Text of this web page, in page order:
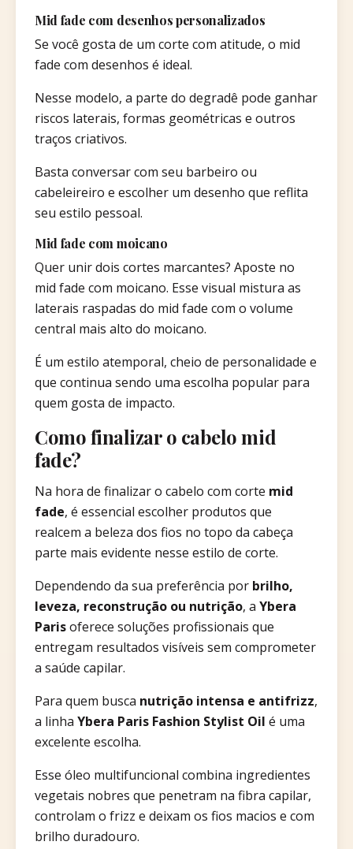
Mid fade com desenhos personalizados
Se você gosta de um corte com atitude, o mid
fade com desenhos é ideal.
Nesse modelo, a parte do degradê pode ganhar
riscos laterais, formas geométricas e outros
traços criativos.
Basta conversar com seu barbeiro ou
cabeleireiro e escolher um desenho que reflita
seu estilo pessoal.
Mid fade com moicano
Quer unir dois cortes marcantes? Aposte no
mid fade com moicano. Esse visual mistura as
laterais raspadas do mid fade com o volume
central mais alto do moicano.
É um estilo atemporal, cheio de personalidade e
que continua sendo uma escolha popular para
quem gosta de impacto.
Como finalizar o cabelo mid
fade?
Na hora de finalizar o cabelo com corte mid
fade, é essencial escolher produtos que
realcem a beleza dos fios no topo da cabeça
parte mais evidente nesse estilo de corte.
Dependendo da sua preferência por brilho,
leveza, reconstrução ou nutrição, a Ybera
Parisoferece soluções profissionais que
entregam resultados visíveis sem comprometer
a saúde capilar.
Para quem busca nutrição intensa e antifrizz,
a linha Ybera Paris Fashion Stylist Oil é uma
excelente escolha.
Esse óleo multifuncional combina ingredientes
vegetais nobres que penetram na fibra capilar,
controlam o frizz e deixam os fios macios e com
brilho duradouro.